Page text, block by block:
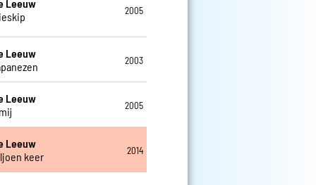
Leeuw
2005
Leeuw
2003
Leeuw
2005
Leeuw
keer
2014